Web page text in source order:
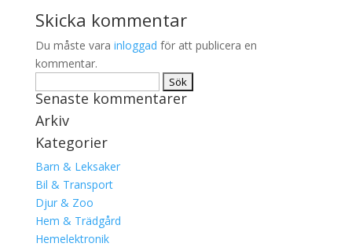
Skicka kommentar
Du måste vara inloggad för att publicera en
kommentar.
efter:
Senaste kommentarer
Arkiv
Kategorier
Barn & Leksaker
Bil & Transport
Djur & Zoo
Hem & Trädgård
Hemelektronik